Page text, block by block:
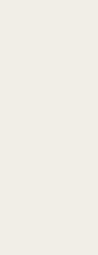
dans les